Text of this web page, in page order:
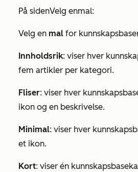
På sidenVelg enmal:
Velg en mal for
Innholdsrik: viser hver
fem artikler per kategori.
Fliser: viser hver
ikon og en beskrivelse.
Minimal: viser hver
et ikon.
Kort: viser én